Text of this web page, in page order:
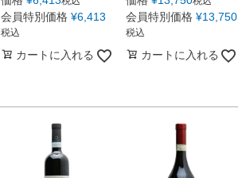
会員特別価格 ¥6,413
税込
カートに入れる
会員特別価格 ¥13,750
税込
カートに入れる